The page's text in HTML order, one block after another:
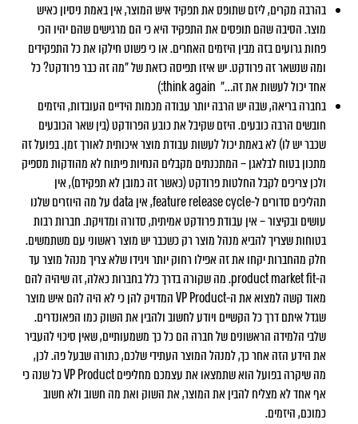
בהרבה מקרים, ליזם שתופס את תפקיד איש המוצר, אין באמת ניסיון כאיש
מוצר. הסיבה שהם תופסים את התפקיד היא כי הם מרגישים שהם יהיו הכי
פחות גרועים בזה מבין היזמים האחרים. או כי פשוט חילקו את כל התפקידים
ומה שנשאר זה פרודקט. יש איזו תפיסה כזאת של ״מה זה כבר פרודקט? כל
אחד יכול לעשות את זה…״ think again:)
בחברה בריאה, שבה יש הרבה יותר עבודה מכמות הידיים העובדות, היזמים
חובשים הרבה כובעים. היזם שקיבל את כובע הפרודקט (בין שאר הכובעים
שכבר יש לו) לא באמת יכול לעשות עבודת מוצר איכותית לאורך זמן. בפועל זה
מתכון בטוח לבלאגן – המתכנתים מקבלים הנחיות פיתוח לא מהודקות מספיק
ולכן צריכים לקבל החלטות פרודקט (כאשר זה כמובן לא תפקידם), אין
תהליכים סדורים ל-feature release cycle, אין data על מה היוזרים שלנו
עושים ובקיצור – אין עבודת פרודקט אמיתית, סדורה ומדויקת. חברות רבות
בטוחות שצריך להביא מנהל מוצר רק כשכבר יש מוצר ראשוני עם משתמשים.
חלק מהחברות יקחו את זה אפילו רחוק יותר ויגידו שלא צריך מנהל מוצר עד
ה-product market fit. מה שקורה בדרך כלל בחברות כאלה, זה שיהיה להם
מאוד קשה למצוא את ה-VP Product המדויק להן כי לא היה להם איש מוצר
שגדל איתם דרך כל הקשיים ויודע לחשוב ולהבין את השוק כמו הפאונדרים.
שלבי הלמידה הראשונים של חברה הם כל כך משמעותיים, שאין סיכוי להעביר
את הידע הזה אחר כך, למנהל המוצר העתידי שלכם, כתורה שבעל פה. לכן,
מה שיקרה בפועל הוא שתמצאו את עצמכם מחליפים VP Product כל שנה כי
אף אחד לא מצליח להבין את המוצר, את השוק ואת מה חשוב ולא חשוב
כמוכם, היזמים.